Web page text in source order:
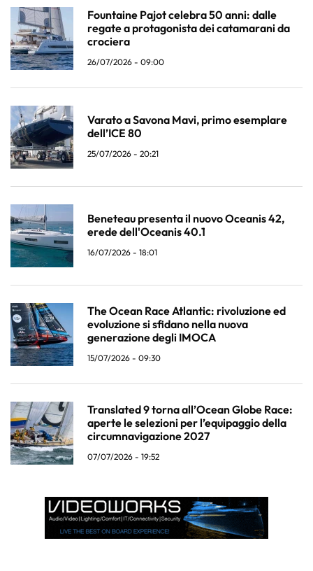
Fountaine Pajot celebra 50 anni: dalle
regate a protagonista dei catamarani da
crociera
26/07/2026 - 09:00
Varato a Savona Mavi, primo esemplare
dell’ICE 80
25/07/2026 - 20:21
Beneteau presenta il nuovo Oceanis 42,
erede dell'Oceanis 40.1
16/07/2026 - 18:01
The Ocean Race Atlantic: rivoluzione ed
evoluzione si sfidano nella nuova
generazione degli IMOCA
15/07/2026 - 09:30
Translated 9 torna all’Ocean Globe Race:
aperte le selezioni per l’equipaggio della
circumnavigazione 2027
07/07/2026 - 19:52